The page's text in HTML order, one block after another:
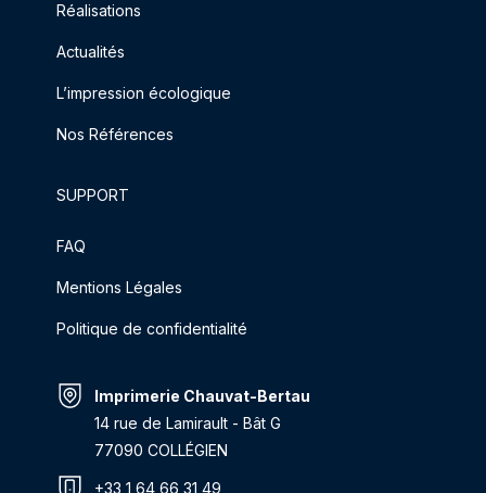
Réalisations
Actualités
L’impression écologique
Nos Références
SUPPORT
FAQ
Mentions Légales
Politique de confidentialité
Imprimerie Chauvat-Bertau
14 rue de Lamirault - Bât G
77090 COLLÉGIEN
+33 1 64 66 31 49